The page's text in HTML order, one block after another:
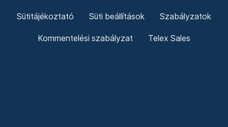
Sütitájékoztató Süti beállítások Szabályzatok
Kommentelési szabályzat Telex Sales